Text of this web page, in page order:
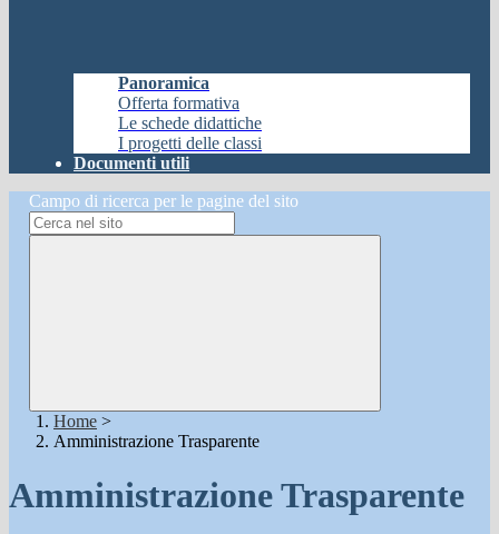
Panoramica
Offerta formativa
Le schede didattiche
I progetti delle classi
Documenti utili
Campo di ricerca per le pagine del sito
Home >
Amministrazione Trasparente
Amministrazione Trasparente